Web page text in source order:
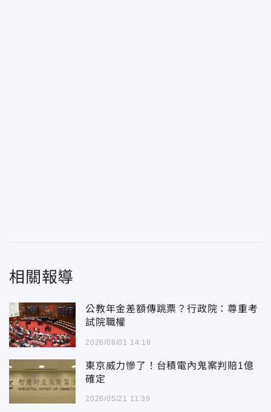
相關報導
公教年金差額傳跳票？行政院：尊重考
試院職權
2026/08/01 14:18
東京威力慘了！台積電內鬼案判賠1億
確定
2026/05/21 11:39